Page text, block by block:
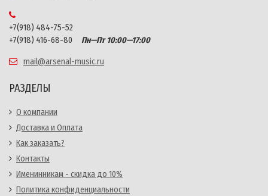
+7(918) 484-75-52
+7(918) 416-68-80
Пн—Пт 10:00—17:00
mail@arsenal-music.ru
РАЗДЕЛЫ
О компании
Доставка и Оплата
Как заказать?
Контакты
Именинникам - скидка до 10%
Политика конфиденциальности